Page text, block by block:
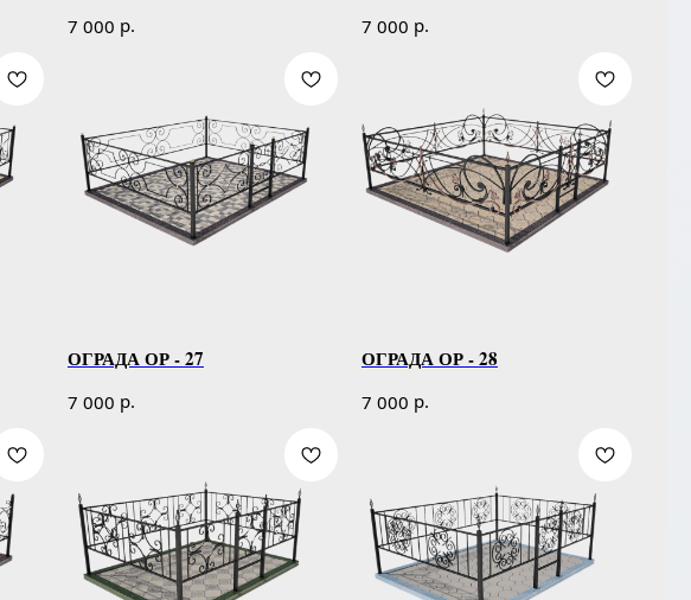
7 000 р. 7 000 р.
ОГРАДА ОР - 27
7 000 р.
ОГРАДА ОР - 28
7 000 р.